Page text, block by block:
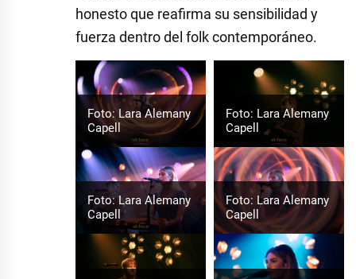
honesto que reafirma su sensibilidad y
fuerza dentro del folk contemporáneo.
Foto: Lara Alemany
Capell
Foto: Lara Alemany
Capell
Foto: Lara Alemany
Capell
Foto: Lara Alemany
Capell